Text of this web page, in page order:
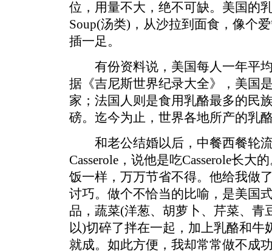
位，用量不大，绝不可缺。美国的
Soup(汤类)，从沙拉到面食，像个
插一足。
有份资料说，美国每人一年平均
据《吉尼斯世界纪录大全》，美国
家；法国人则是食用乳酪最多的
磅。迄今为止，世界各地所产的乳
和老公结婚以后，中餐西餐轮流
Casserole，说他是吃Casserole长大
饭一样，万万节省不得。他给我做
讨巧。做个不恰当的比喻，是美国
品，蔬菜(洋葱、胡萝卜、芹菜、青
以)切碎了拌在一起，加上乳酪和牛
就成。如此方便，我却常常做不成